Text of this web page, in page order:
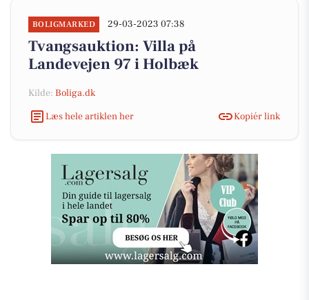
BOLIGMARKED 29-03-2023 07:38
Tvangsauktion: Villa på
Landevejen 97 i Holbæk
Kilde: Boliga.dk
Læs hele artiklen her
Kopiér link